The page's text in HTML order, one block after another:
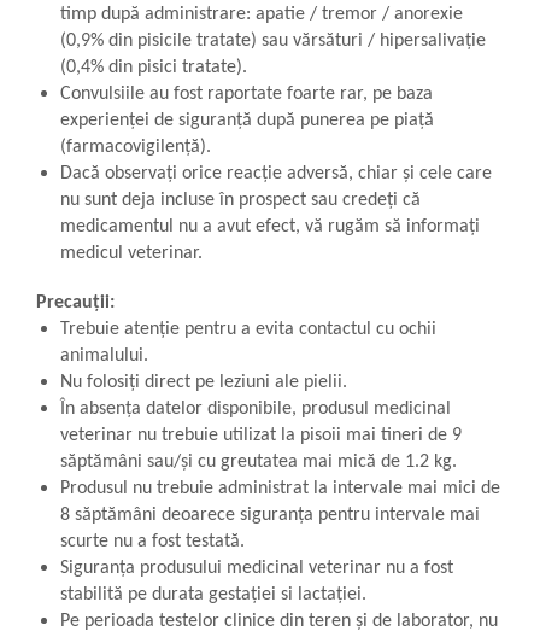
timp după administrare: apatie / tremor / anorexie
(0,9% din pisicile tratate) sau vărsături / hipersalivație
(0,4% din pisici tratate).
Convulsiile au fost raportate foarte rar, pe baza
experienței de siguranță după punerea pe piață
(farmacovigilență).
Dacă observați orice reacție adversă, chiar și cele care
nu sunt deja incluse în prospect sau credeți că
medicamentul nu a avut efect, vă rugăm să informați
medicul veterinar.
Precauții:
Trebuie atenție pentru a evita contactul cu ochii
animalului.
Nu folosiți direct pe leziuni ale pielii.
În absenţa datelor disponibile, produsul medicinal
veterinar nu trebuie utilizat la pisoii mai tineri de 9
săptămâni sau/și cu greutatea mai mică de 1.2 kg.
Produsul nu trebuie administrat la intervale mai mici de
8 săptămâni deoarece siguranţa pentru intervale mai
scurte nu a fost testată.
Siguranţa produsului medicinal veterinar nu a fost
stabilită pe durata gestaţiei si lactaţiei.
Pe perioada testelor clinice din teren și de laborator, nu